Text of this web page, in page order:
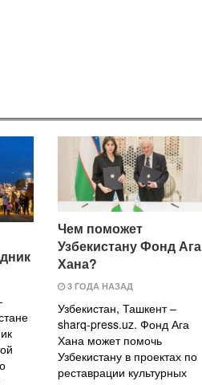
Чем поможет
Узбекистану Фонд Ага
Хана?
3 ГОДА НАЗАД
Узбекистан, Ташкент –
sharq-press.uz. Фонд Ага
Хана может помочь
Узбекистану в проектах по
реставрации культурных